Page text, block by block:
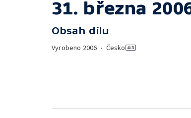
31. března
Obsah dílu
Vyrobeno 2006 • Česko